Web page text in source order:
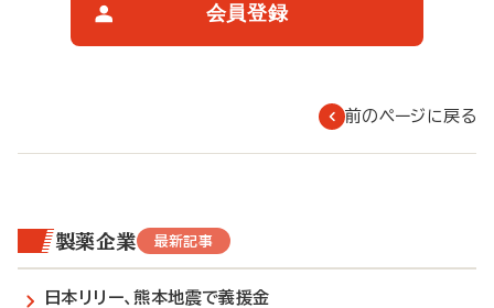
会員登録
前のページに戻る
製薬企業 最新記事
日本リリー、熊本地震で義援金